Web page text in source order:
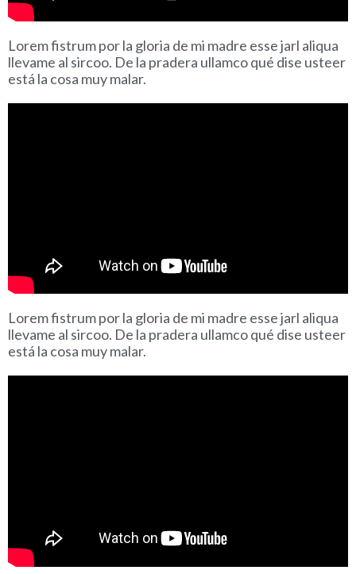
Lorem fistrum por la gloria de mi madre esse jarl aliqua
llevame al sircoo. De la pradera ullamco qué dise usteer
está la cosa muy malar.
Lorem fistrum por la gloria de mi madre esse jarl aliqua
llevame al sircoo. De la pradera ullamco qué dise usteer
está la cosa muy malar.